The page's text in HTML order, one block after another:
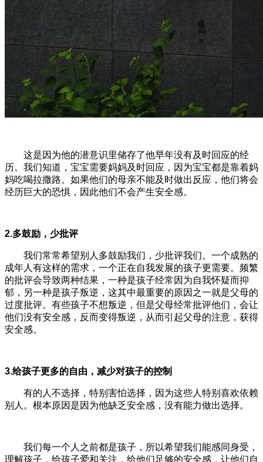
这是因为他的潜意识里储存了他早年没有及时回应的经
历。我们知道，宝宝需要妈妈及时回应，因为宝宝都是靠着妈
妈吃喝拉撒路。如果他们的母亲不能及时做出反应，他们将会
经历巨大的恐惧，因此他们不会产生安全感。
2.多鼓励，少批评
我们常常希望别人多鼓励我们，少批评我们。一个成熟的
成年人有这样的需求，一个正在自我发展的孩子更需要。频繁
的批评会导致两种结果，一种是孩子经常因为自我怀疑而抑
郁，另一种是孩子叛逆，这其中最重要的原因之一就是父母的
过度批评。有些孩子不想叛逆，但是父母经常批评他们，会让
他们没有安全感，反而变得叛逆，从而引起父母的注意，获得
安全感。
3.给孩子更多的自由，减少对孩子的控制
有的人不选择，特别害怕选择，因为这些人特别喜欢依赖
别人。根本原因是因为他缺乏安全感，没有能力做出选择。
我们每一个人之前都是孩子，所以希望我们能感同身受，
理解孩子，给孩子爱和关注，给他们足够的安全感，让他们自